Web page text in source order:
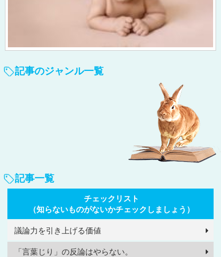
記事のジャンル一覧
記事一覧
チェックリスト
（知らないものがないかチェックしましょう）
議論力を引き上げる価値
「言葉じり」の反論はやらない。